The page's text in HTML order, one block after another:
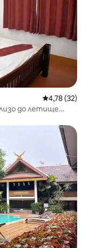
Средна
4,78 (32)
до летище